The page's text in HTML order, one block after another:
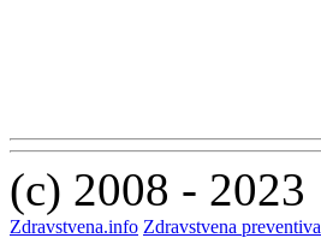
(c) 2008 - 2023
Zdravstvena.info Zdravstvena preventiva